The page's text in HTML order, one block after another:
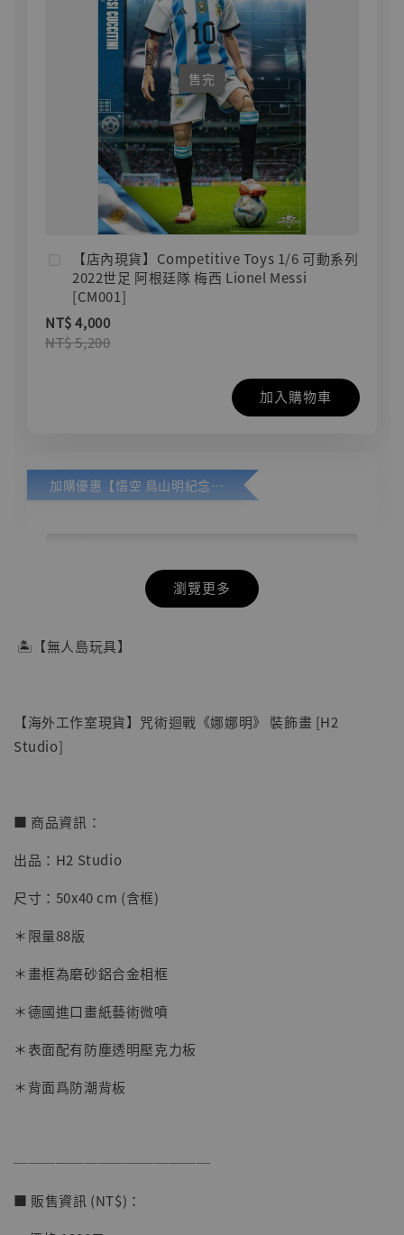
售完
【店內現貨】Competitive Toys 1/6 可動系列
2022世足 阿根廷隊 梅西 Lionel Messi
[CM001]
NT$ 4,000
NT$ 5,200
加入購物車
加購優惠【悟空 鳥山明紀念款 [奇蹟工作室]】
【店內現貨】七龍珠 系列蒐藏雕像 悟空 鳥山
明紀念款 [奇蹟工作室]
NT$ 5,580
瀏覽更多
🏝【無人島玩具】
【海外工作室現貨】咒術迴戰《娜娜明》 裝飾畫 [H2
Studio]
■ 商品資訊：
出品：H2 Studio
尺寸：50x40 cm (含框)
＊限量88版
＊畫框為磨砂鋁合金相框
＊德國進口畫紙藝術微噴
＊表面配有防塵透明壓克力板
＊背面爲防潮背板
──────────────
■ 販售資訊 (NT$)：